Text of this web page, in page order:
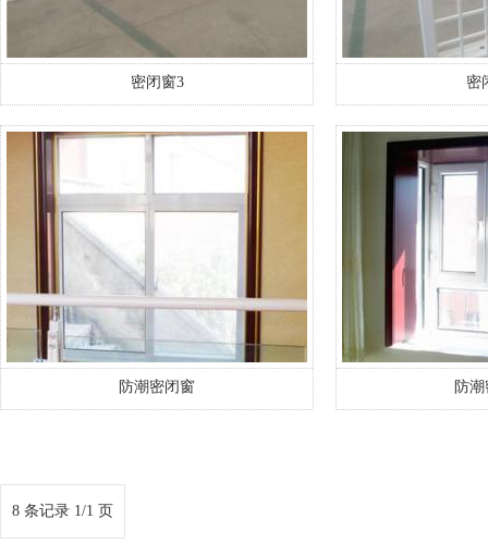
密闭窗3 密
防潮密闭窗 防
8 条记录 1/1 页